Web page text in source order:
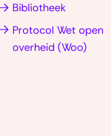
Bibliotheek
Protocol Wet open
overheid (Woo)